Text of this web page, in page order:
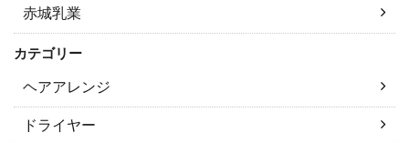
赤城乳業
カテゴリー
ヘアアレンジ
ドライヤー